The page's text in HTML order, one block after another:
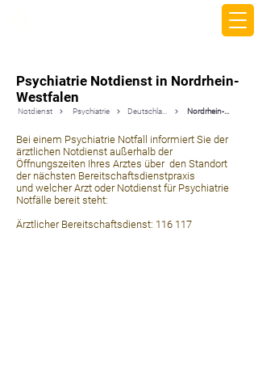
Psychiatrie Notdienst in Nordrhein-
Westfalen
Notdienst Psychiatrie Nordrhein-Westfalen
Bei einem Psychiatrie Notfall informiert Sie der
ärztlichen Notdienst außerhalb der
Öffnungszeiten Ihres Arztes über den Standort
der nächsten Bereitschaftsdienstpraxis
und welcher Arzt oder Notdienst für Psychiatrie
Notfälle bereit steht:
Ärztlicher Bereitschaftsdienst: 116 117